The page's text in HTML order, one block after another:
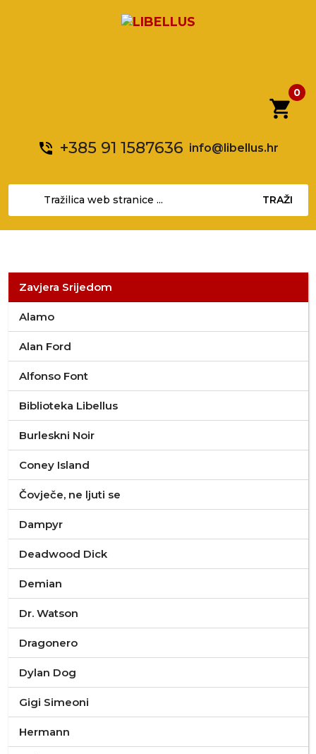
shopping_cart
0
phone_in_talk +385 91 1587636 info@libellus.hr
TRAŽI
Zavjera Srijedom
Alamo
Alan Ford
Alfonso Font
Biblioteka Libellus
Burleskni Noir
Coney Island
Čovječe, ne ljuti se
Dampyr
Deadwood Dick
Demian
Dr. Watson
Dragonero
Dylan Dog
Gigi Simeoni
Hermann